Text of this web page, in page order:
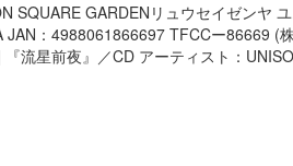
SQUARE GARDENリュウセイゼンヤ
JAN：4988061866697 TFCCー86669 (
『流星前夜』／CD アーティスト：